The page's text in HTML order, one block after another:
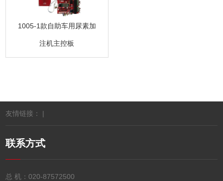
1005-1款自助车用尿素加
注机主控板
友情链接： |
联系方式
总 机：020-87572500